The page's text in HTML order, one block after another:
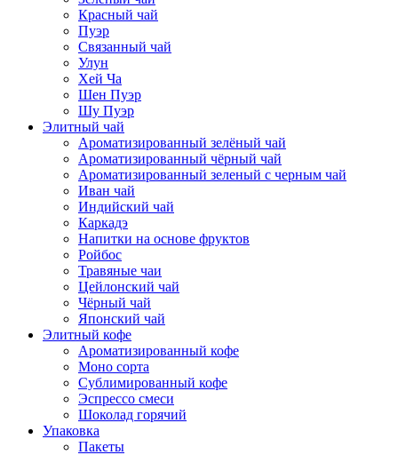
Красный чай
Пуэр
Связанный чай
Улун
Хей Ча
Шен Пуэр
Шу Пуэр
Элитный чай
Ароматизированный зелёный чай
Ароматизированный чёрный чай
Ароматизированный зеленый с черным чай
Иван чай
Индийский чай
Каркадэ
Напитки на основе фруктов
Ройбос
Травяные чаи
Цейлонский чай
Чёрный чай
Японский чай
Элитный кофе
Ароматизированный кофе
Моно сорта
Сублимированный кофе
Эспрессо смеси
Шоколад горячий
Упаковка
Пакеты